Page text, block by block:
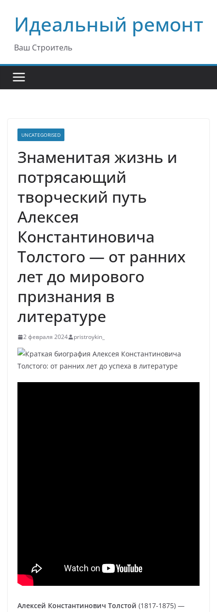
содержимому
Идеальный ремонт
Ваш Строитель
UNCATEGORISED
Знаменитая жизнь и
потрясающий
творческий путь
Алексея
Константиновича
Толстого — от ранних
лет до мирового
признания в
литературе
2 февраля 2024 pristroykin_
Алексей Константинович Толстой (1817-1875) —